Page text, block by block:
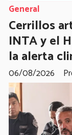
Cerrillos
INTA y el
la alerta
General
06/08/2026